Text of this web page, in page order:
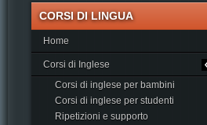
CORSI DI LINGUA
Home
Corsi di Inglese
Corsi di inglese per bambini
Corsi di inglese per studenti
Ripetizioni e supporto